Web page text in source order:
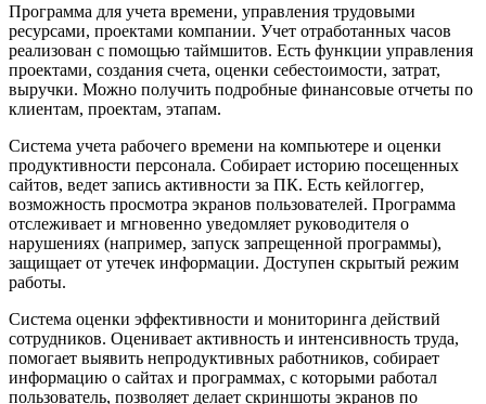
Программа для учета времени, управления трудовыми
ресурсами, проектами компании. Учет отработанных часов
реализован с помощью таймшитов. Есть функции управления
проектами, создания счета, оценки себестоимости, затрат,
выручки. Можно получить подробные финансовые отчеты по
клиентам, проектам, этапам.
Система учета рабочего времени на компьютере и оценки
продуктивности персонала. Собирает историю посещенных
сайтов, ведет запись активности за ПК. Есть кейлоггер,
возможность просмотра экранов пользователей. Программа
отслеживает и мгновенно уведомляет руководителя о
нарушениях (например, запуск запрещенной программы),
защищает от утечек информации. Доступен скрытый режим
работы.
Система оценки эффективности и мониторинга действий
сотрудников. Оценивает активность и интенсивность труда,
помогает выявить непродуктивных работников, собирает
информацию о сайтах и программах, с которыми работал
пользователь, позволяет делает скриншоты экранов по